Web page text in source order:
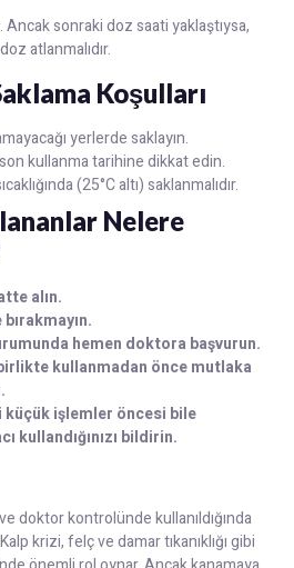
Ancak sonraki doz saati yaklaştıysa,
atlanmalıdır.
Koşulları
yerlerde saklayın.
kullanma tarihine dikkat edin.
(25°C altı) saklanmalıdır.
Nelere
alın.
hemen doktora başvurun.
kullanmadan önce mutlaka
küçük işlemler öncesi bile
kullandığınızı bildirin.
doktor kontrolünde kullanıldığında
krizi, felç ve damar tıkanıklığı gibi